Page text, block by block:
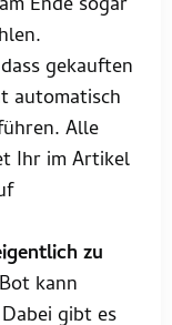
gekauften
automatisch
Alle
Ihr im Artikel
zu
kann
gibt es